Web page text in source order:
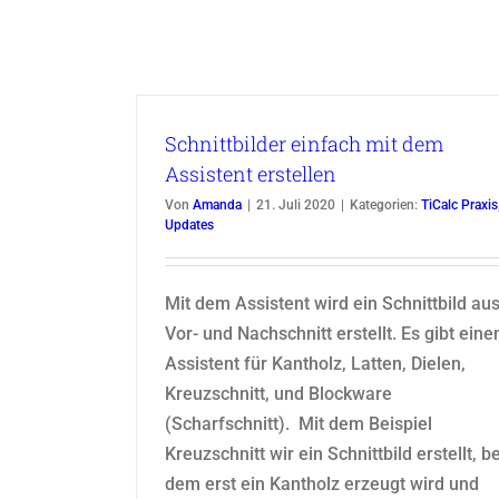
Schnittbilder einfach mit dem
Assistent erstellen
Von Amanda 21. Juli 2020 Kategorien: TiCalc Praxis,
Updates
Mit dem Assistent wird ein Schnittbild aus
Vor- und Nachschnitt erstellt. Es gibt
Assistent für Kantholz, Latten, Dielen,
Kreuzschnitt, und Blockware
(Scharfschnitt). Mit dem Beispiel
Kreuzschnitt wir ein Schnittbild erstellt,
dem erst ein Kantholz erzeugt wird und